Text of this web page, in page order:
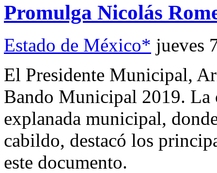
Promulga Nicolás
Estado de México* jueves
El Presidente Municipal,
Bando Municipal 2019. La
explanada municipal,
cabildo, destacó los
este documento.